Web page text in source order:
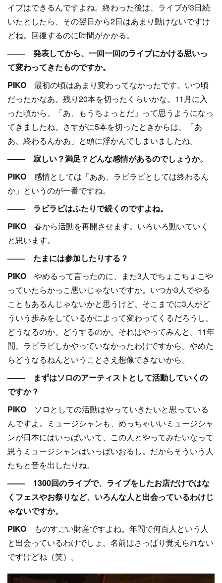
イブはできるんですよね。終わった後は、ライブが3日続
いたとしたら、その翌日から2日はあまり動けないですけ
どね。回復するのに時間がかかる。
–––– 発表してから、一回一回のライブにかける思いっ
て変わってきたものですか。
PIKO 最初の頃はあまり変わってなかったです。いつ頃
だったかなあ。残り20本を切ったくらいかな。11月に入
った頃から、「あ、もうちょっとだ」って思うようになっ
てきましたね。さすがに5本を切ったときからは、「あ
あ、終わるんかあ」と頭に浮かんでしまいましたね。
–––– 寂しい？満足？どんな感情があるのでしょうか。
PIKO 感情としては「ああ、ラビラビとしては終わるん
か」というのが一番ですね。
–––– ラビラビはふたりで続くのですよね。
PIKO 春から活動を再開させます。いろいろ動いていく
と思います。
–––– たまには参加したりする？
PIKO やめるって言ったのに、また3人でちょこちょこや
っていたらかっこ悪いじゃないですか。いつか3人でやる
こともあるんじゃないかと思うけど、そこまでに3人がど
ういう歩みをしているかによって変わってくるだろうし。
どうなるのか。どうするのか。それはやってみんと。11年
間、ラビラビしかやっていなかったわけですから。やめた
らどうなるねんということさえ想像できないから。
–––– まずはソロのアーティストとして活動していくの
ですか？
PIKO ソロとしての活動はやっていきたいと思っている
んですよ。ミュージシャンも、めっちゃいいミュージシャ
ンが日本にはいっぱいいて、この人とやってみたいなって
思うミュージシャンはいっぱいおるし。だからそういう人
たちと音を出したりね。
–––– 1300回のライブで、ライブをしたお店だけではな
くフェスやお祭りなど、いろんな人と出会っているわけじ
ゃないですか。
PIKO ものすごい財産ですよね。年間で何百人という人
と出会っているわけでしょ。名前はさっぱり覚えられない
ですけどね（笑）。